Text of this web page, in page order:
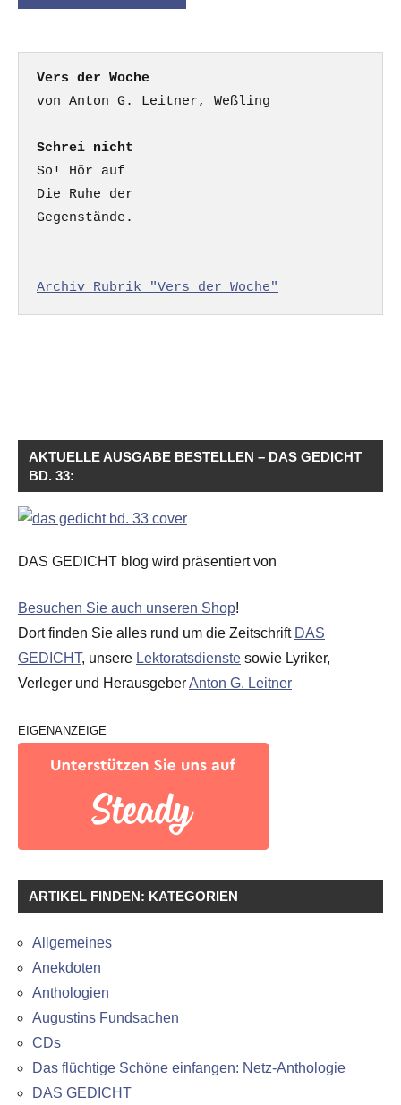
Vers der Woche
Schrei nicht
So! Hör auf
Die Ruhe der
Gegenstände.
Archiv Rubrik "Vers der Woche"
AKTUELLE AUSGABE BESTELLEN – DAS GEDICHT
BD. 33:
DAS GEDICHT blog wird präsentiert von
Besuchen Sie auch unseren Shop!
Dort finden Sie alles rund um die Zeitschrift DAS
GEDICHT, unsere Lektoratsdienste sowie Lyriker,
Verleger und HerausgeberAnton G. Leitner
EIGENANZEIGE
ARTIKEL FINDEN: KATEGORIEN
Allgemeines
Anekdoten
Anthologien
Augustins Fundsachen
CDs
Das flüchtige Schöne einfangen: Netz-Anthologie
DAS GEDICHT